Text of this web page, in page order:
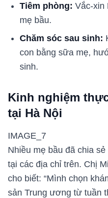
Tiêm phòng: Vắc-xin
mẹ bầu.
Chăm sóc sau sinh:
con bằng sữa mẹ,
sinh.
Kinh nghiệm
tại Hà Nội
IMAGE_7
Nhiều mẹ bầu đã chia
tại các địa chỉ trên. Chị
cho biết: “Mình chọn
sản Trung ương từ tuần